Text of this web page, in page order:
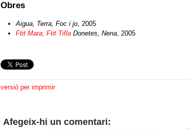
Obres
Aigua, Terra, Foc i jo, 2005
Ftit Mara, Ftit Tifla Donetes, Nena, 2005
versió per imprimir
Afegeix-hi un comentari: